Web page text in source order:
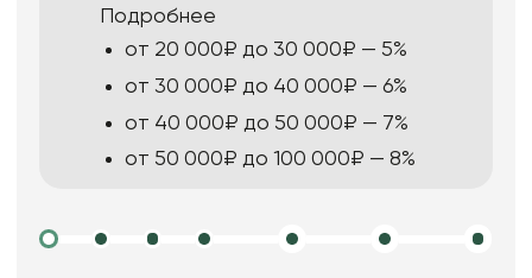
Подробнее
от 20 000₽ до 30 000₽ — 5%
от 30 000₽ до 40 000₽ — 6%
от 40 000₽ до 50 000₽ — 7%
от 50 000₽ до 100 000₽ — 8%